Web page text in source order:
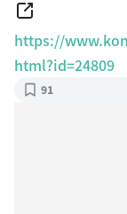
https://
html?id=24809
91